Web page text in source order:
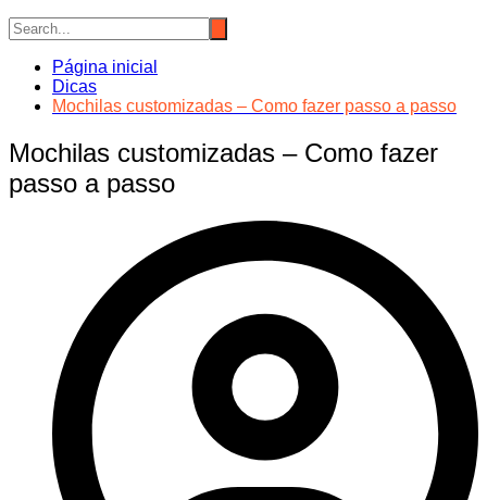
Página inicial
Dicas
Mochilas customizadas – Como fazer passo a passo
Mochilas customizadas – Como fazer
passo a passo